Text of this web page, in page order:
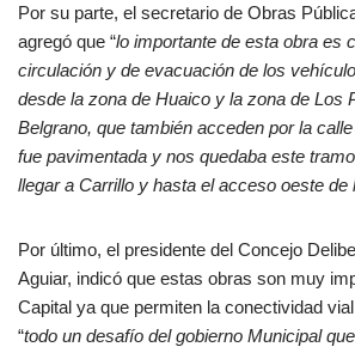
Por su parte, el secretario de Obras
agregó que “lo importante de esta obra es
circulación y de evacuación de los
desde la zona de Huaico y la zona de Los
Belgrano, que también acceden por la
fue pavimentada y nos quedaba este
llegar a Carrillo y hasta el acceso oeste de
Por último, el presidente del Concejo
Aguiar, indicó que estas obras son muy
Capital ya que permiten la conectividad
“todo un desafío del gobierno Municipal